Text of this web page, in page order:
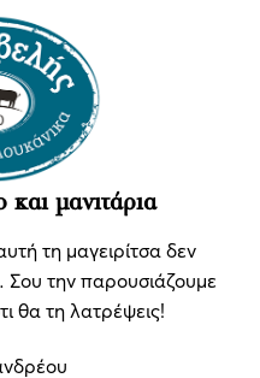
μανιτάρια
τη μαγειρίτσα δεν
Σου την παρουσιάζουμε
θα τη λατρέψεις!